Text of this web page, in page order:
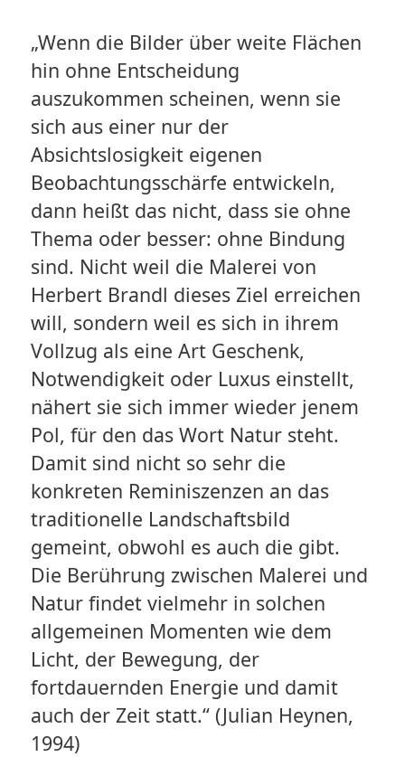
„Wenn die Bilder über weite Flächen
hin ohne Entscheidung
auszukommen scheinen, wenn sie
sich aus einer nur der
Absichtslosigkeit eigenen
Beobachtungsschärfe entwickeln,
dann heißt das nicht, dass sie ohne
Thema oder besser: ohne Bindung
sind. Nicht weil die Malerei von
Herbert Brandl dieses Ziel erreichen
will, sondern weil es sich in ihrem
Vollzug als eine Art Geschenk,
Notwendigkeit oder Luxus einstellt,
nähert sie sich immer wieder jenem
Pol, für den das Wort Natur steht.
Damit sind nicht so sehr die
konkreten Reminiszenzen an das
traditionelle Landschaftsbild
gemeint, obwohl es auch die gibt.
Die Berührung zwischen Malerei und
Natur findet vielmehr in solchen
allgemeinen Momenten wie dem
Licht, der Bewegung, der
fortdauernden Energie und damit
auch der Zeit statt.“ (Julian Heynen,
1994)